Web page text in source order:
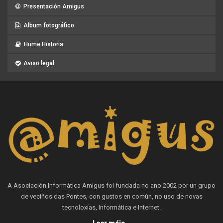
Presentación Amigus
Album fotográfico
Hume Historia
Aviso legal
A Asociación Informática Amigus foi fundada no ano 2002 por un grupo
de veciños das Pontes, con gustos en común, no uso de novas
tecnoloxías, Informática e Internet.